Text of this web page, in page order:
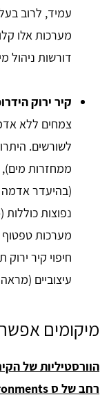
עמיד, לרוב
מערכות אלו
דורשות ניהול
קיר ירוק
צמחים ללא
לשורשים.
ממחזרות
(בהיעדר אדמה
מערכות
חיפוי קיר
עיצוביים
מיקומים
הוורסטיליות של
רחב של ס Environments: